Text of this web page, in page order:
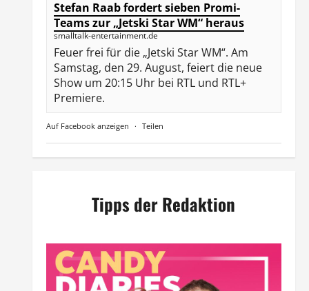
Stefan Raab fordert sieben Promi-
Teams zur „Jetski Star WM“ heraus
smalltalk-entertainment.de
Feuer frei für die „Jetski Star WM“. Am
Samstag, den 29. August, feiert die neue
Show um 20:15 Uhr bei RTL und RTL+
Premiere.
Auf Facebook anzeigen · Teilen
Tipps der Redaktion